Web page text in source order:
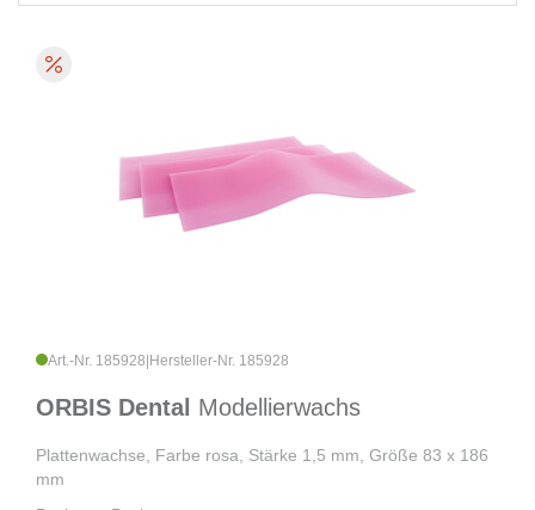
Art.-Nr. 185928 Hersteller-Nr. 185928
ORBIS Dental Modellierwachs
Plattenwachse, Farbe rosa, Stärke 1,5 mm, Größe 83 x 186
mm